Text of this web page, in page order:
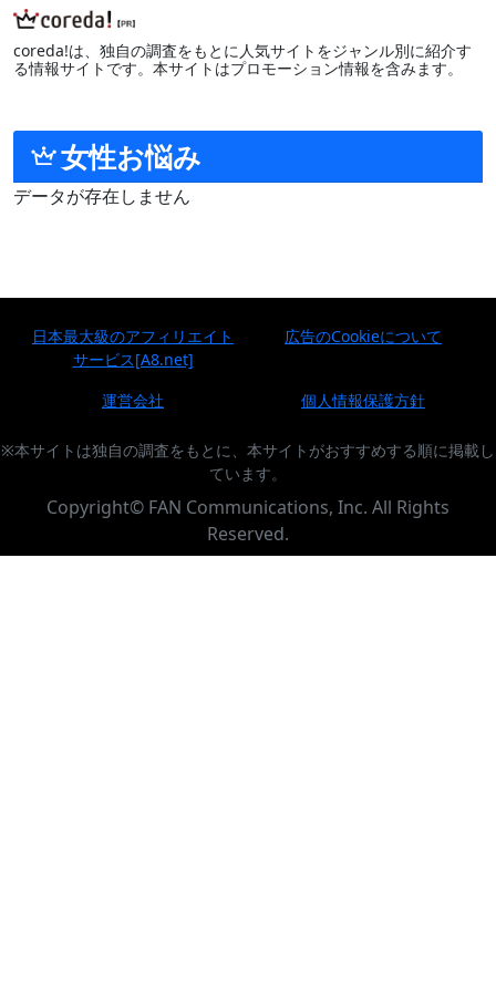
coreda!は、独自の調査をもとに人気サイトをジャンル別に紹介す
る情報サイトです。本サイトはプロモーション情報を含みます。
女性お悩み
データが存在しません
日本最大級のアフィリエイト
サービス[A8.net]
広告のCookieについて
運営会社 個人情報保護方針
※本サイトは独自の調査をもとに、本サイトがおすすめする順に掲載し
ています。
Copyright© FAN Communications, Inc. All Rights
Reserved.